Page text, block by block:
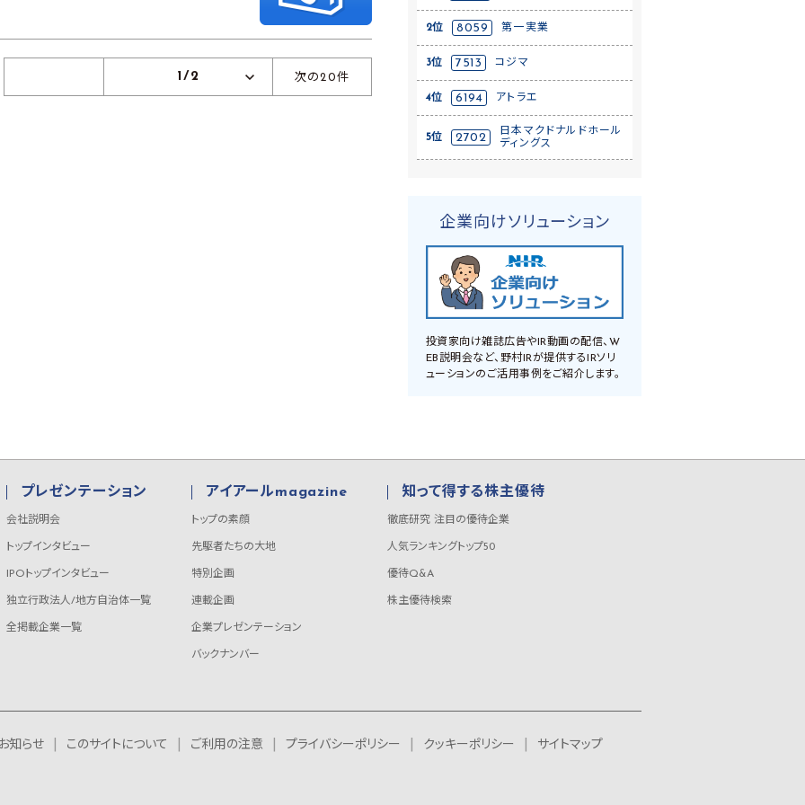
1/2 次の20件
2位 8059 第一実業
3位 7513 コジマ
4位 6194 アトラエ
5位 2702
日本マクドナルドホール
ディングス
企業向けソリューション
投資家向け雑誌広告やIR動画の配信、W
EB説明会など、野村IRが提供するIRソリ
ューションのご活用事例をご紹介します。
プレゼンテーション
会社説明会
トップインタビュー
IPOトップインタビュー
独立行政法人/地方自治体一覧
全掲載企業一覧
アイアールmagazine
トップの素顔
先駆者たちの大地
特別企画
連載企画
企業プレゼンテーション
バックナンバー
知って得する株主優待
徹底研究 注目の優待企業
人気ランキングトップ50
優待Q&A
株主優待検索
お知らせ このサイトについて ご利用の注意 プライバシーポリシー クッキーポリシー
サイトマップ